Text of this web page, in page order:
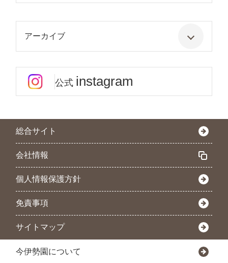
アーカイブ
公式 instagram
総合サイト
会社情報
個人情報保護方針
免責事項
サイトマップ
今伊勢園について